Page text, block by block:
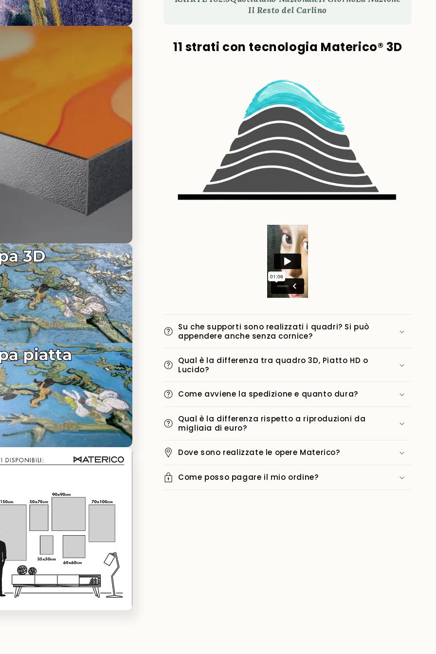
Il Resto del Carlino
11 strati con tecnologia Materico® 3D
Su che supporti sono realizzati i quadri? Si può
appendere anche senza cornice?
Qual è la differenza tra quadro 3D, Piatto HD o
Lucido?
Come avviene la spedizione e quanto dura?
Qual è la differenza rispetto a riproduzioni da
migliaia di euro?
Dove sono realizzate le opere Materico?
Come posso pagare il mio ordine?